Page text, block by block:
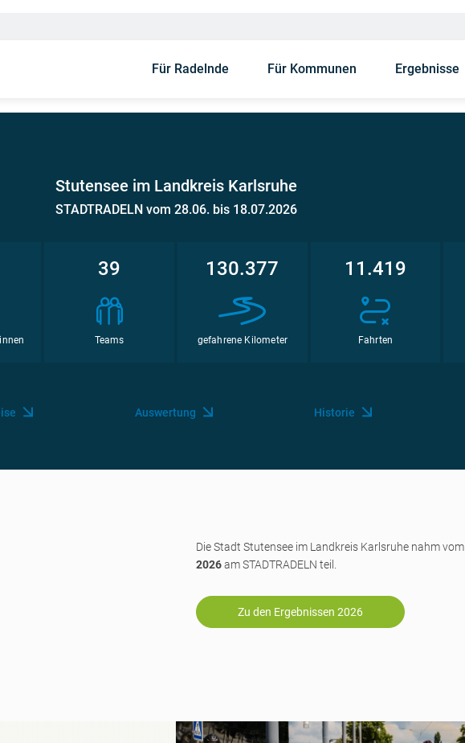
Für Radelnde Für Kommunen Ergebnisse
Stutensee im Landkreis Karlsruhe
STADTRADELN vom 28.06. bis 18.07.2026
39
Teams
130.377
gefahrene Kilometer
11.419
Fahrten
Auswertung Historie
Die Stadt Stutensee im Landkreis Karlsruhe nahm vom
2026am STADTRADELN teil.
Zu den Ergebnissen 2026